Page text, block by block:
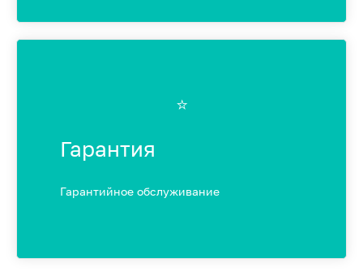
⭐️
Гарантия
Гарантийное обслуживание